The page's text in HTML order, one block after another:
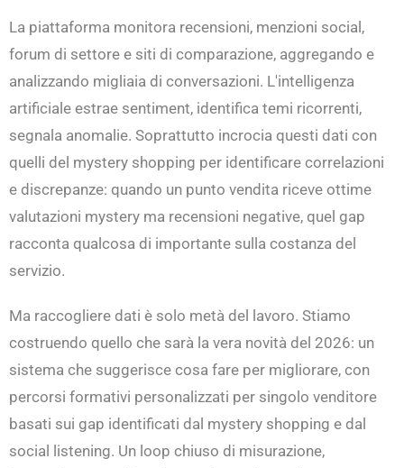
La piattaforma monitora recensioni, menzioni social,
forum di settore e siti di comparazione, aggregando e
analizzando migliaia di conversazioni. L'intelligenza
artificiale estrae sentiment, identifica temi ricorrenti,
segnala anomalie. Soprattutto incrocia questi dati con
quelli del mystery shopping per identificare correlazioni
e discrepanze: quando un punto vendita riceve ottime
valutazioni mystery ma recensioni negative, quel gap
racconta qualcosa di importante sulla costanza del
servizio.
Ma raccogliere dati è solo metà del lavoro. Stiamo
costruendo quello che sarà la vera novità del 2026: un
sistema che suggerisce cosa fare per migliorare, con
percorsi formativi personalizzati per singolo venditore
basati sui gap identificati dal mystery shopping e dal
social listening. Un loop chiuso di misurazione,